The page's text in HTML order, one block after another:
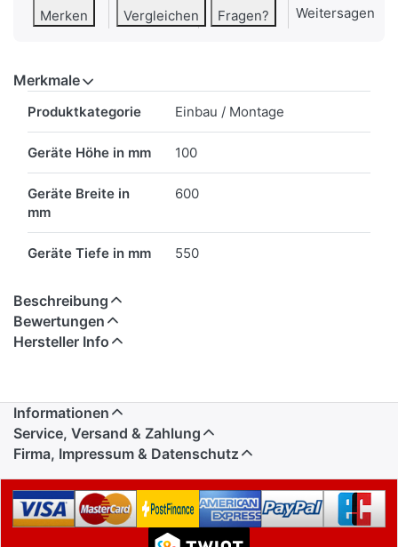
Merken Vergleichen Fragen? Weitersagen
Merkmale
Produktkategorie Einbau / Montage
Geräte Höhe in mm 100
Geräte Breite in
mm
600
Geräte Tiefe in mm 550
Beschreibung
Bewertungen
Hersteller Info
Informationen
Service, Versand & Zahlung
Firma, Impressum & Datenschutz